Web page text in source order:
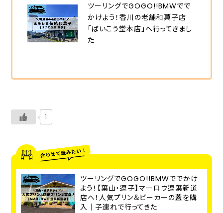
ツーリングでGOGO!!BMWでで
かけよう！香川の老舗和菓子店
「ばいこう堂本店」へ行ってきまし
た
1
ツーリングでGOGO!!BMWででかけ
よう！【葉山・逗子】マーロウ逗葉新道
店へ！人気プリン＆ビーカーの蓋を購
入｜子連れで行ってきた